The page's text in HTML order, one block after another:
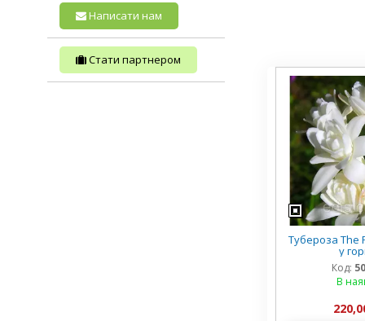
Тубероза The
у
Код:
В
Написати нам
Стати партнером